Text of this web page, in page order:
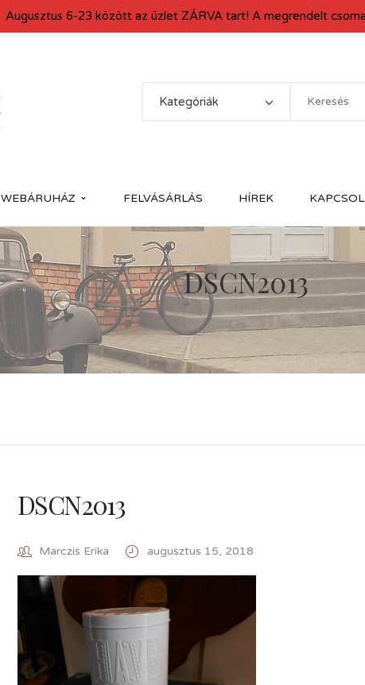
Kategóriák
WEBÁRUHÁZ FELVÁSÁRLÁS HÍREK
DSCN2013
DSCN2013
Marczis Erika augusztus 15, 2018
Augusztus 6-23 között az üzlet ZÁRVA tart! A megrendelt